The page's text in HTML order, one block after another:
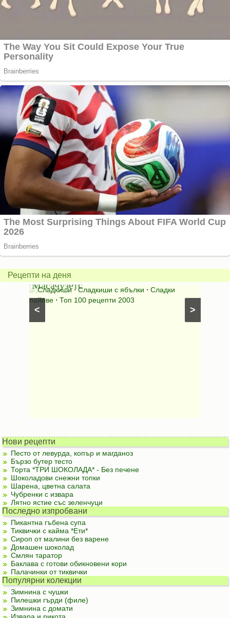
Рецепти на деня
>
<
Американски
ябълков
пай
от
Масачузетс
Сладкиши⋅Сладкиши с ябълки⋅Сладки
пайове⋅Топ 100 рецепти 2003
питка
на
мама
питки (без
Нови рецепти
Песто от левурда, копър и магданоз
Бързо бутер тесто
Торта *ТРИ ШОКОЛАДА* - Без печене
Шоколадови снежни топки
Шарена, цветна салата
Чубренки с извара
Лятно ястие със зеленчуци
Последно изпробвани
Пикантна гъбена супа
Тиквички с кайма *Ети*
Сироп от малини без варене
Домашен шоколад
Смлян таратор
Баклава с готови обикновени кори
Палачинки от тиквички
Популярни колекции
Зимнина с чушки
Пилешки гърди (филе)
Зимнина с домати
Извара и рикота